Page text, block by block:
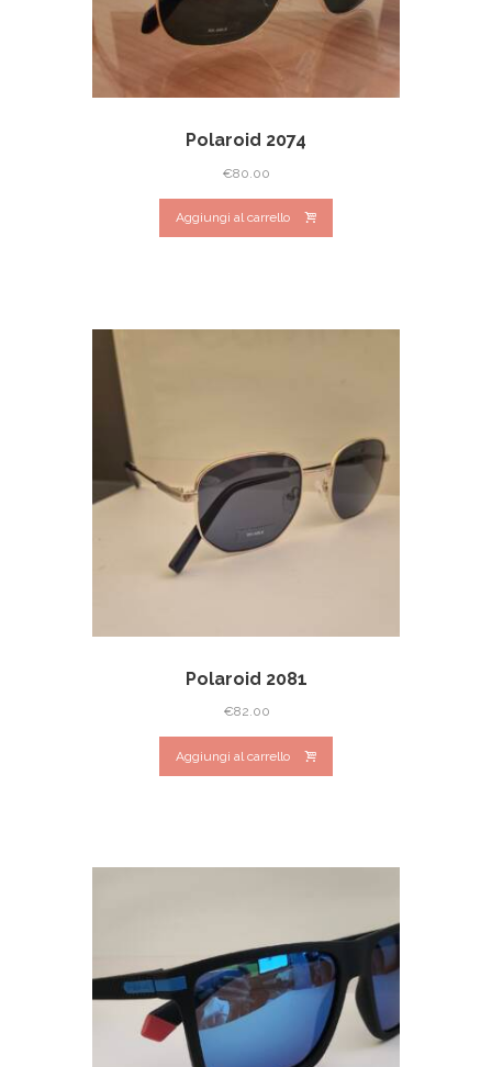
Polaroid 2074
€80.00
Aggiungi al carrello
Polaroid 2081
€82.00
Aggiungi al carrello